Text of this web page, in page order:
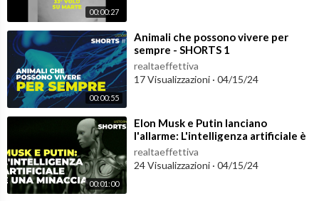
00:00:27
00:00:55
⁣Animali che possono vivere per
sempre - SHORTS 1
realtaeffettiva
17 Visualizzazioni · 04/15/24
00:01:00
⁣Elon Musk e Putin lanciano
l'allarme: L'intelligenza artificiale è
una minaccia - #Shorts
realtaeffettiva
24 Visualizzazioni · 04/15/24